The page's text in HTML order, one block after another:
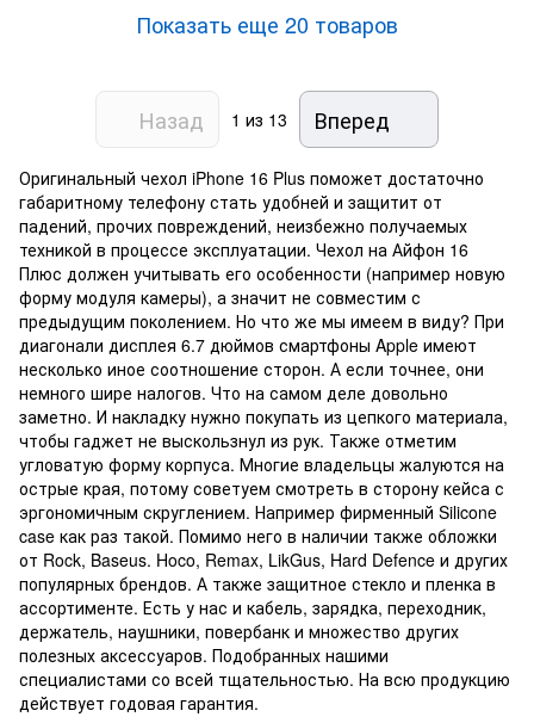
Показать еще 20 товаров
Назад 1 из 13 Вперед
Оригинальный чехол iPhone 16 Plus поможет достаточно
габаритному телефону стать удобней и защитит от
падений, прочих повреждений, неизбежно получаемых
техникой в процессе эксплуатации. Чехол на Айфон 16
Плюс должен учитывать его особенности (например новую
форму модуля камеры), а значит не совместим с
предыдущим поколением. Но что же мы имеем в виду? При
диагонали дисплея 6.7 дюймов смартфоны Apple имеют
несколько иное соотношение сторон. А если точнее, они
немного шире налогов. Что на самом деле довольно
заметно. И накладку нужно покупать из цепкого материала,
чтобы гаджет не выскользнул из рук. Также отметим
угловатую форму корпуса. Многие владельцы жалуются на
острые края, потому советуем смотреть в сторону кейса с
эргономичным скруглением. Например фирменный Silicone
case как раз такой. Помимо него в наличии также обложки
от Rock, Baseus. Hoco, Remax, LikGus, Hard Defence и других
популярных брендов. А также защитное стекло и пленка в
ассортименте. Есть у нас и кабель, зарядка, переходник,
держатель, наушники, повербанк и множество других
полезных аксессуаров. Подобранных нашими
специалистами со всей тщательностью. На всю продукцию
действует годовая гарантия.